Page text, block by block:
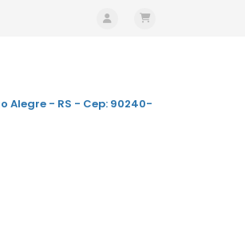
Alegre - RS - Cep: 90240-